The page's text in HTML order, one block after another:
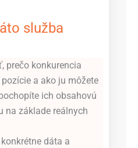
služba
prečo konkurencia
a ako ju môžete
ich obsahovú
na základe reálnych
dáta a